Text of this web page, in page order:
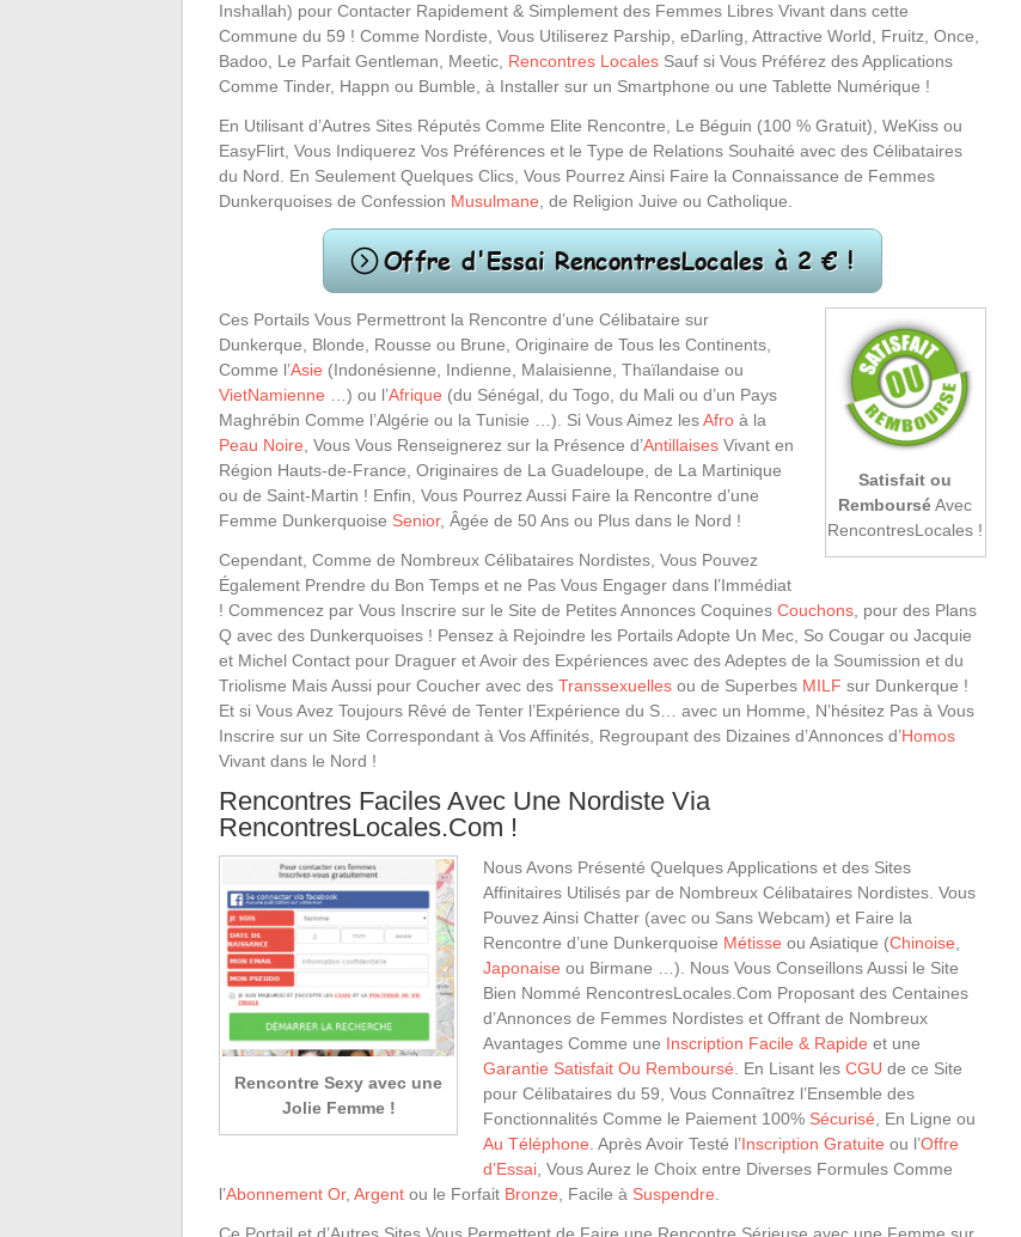
Inshallah) pour Contacter Rapidement & Simplement des Femmes Libres Vivant dans cette
Commune du 59 ! Comme Nordiste, Vous Utiliserez Parship, eDarling, Attractive World, Fruitz, Once,
Badoo, Le Parfait Gentleman, Meetic, Rencontres Locales Sauf si Vous Préférez des Applications
Comme Tinder, Happn ou Bumble, à Installer sur un Smartphone ou une Tablette Numérique !
En Utilisant d’Autres Sites Réputés Comme Elite Rencontre, Le Béguin (100 % Gratuit), WeKiss ou
EasyFlirt, Vous Indiquerez Vos Préférences et le Type de Relations Souhaité avec des Célibataires
du Nord. En Seulement Quelques Clics, Vous Pourrez Ainsi Faire la Connaissance de Femmes
Dunkerquoises de Confession Musulmane , de Religion Juive ou Catholique.
Satisfait ou
RembourséAvec
RencontresLocales !
Ces Portails Vous Permettront la Rencontre d’une Célibataire sur
Dunkerque, Blonde, Rousse ou Brune, Originaire de Tous les Continents,
Comme l’Asie (Indonésienne, Indienne, Malaisienne, Thaïlandaise ou
VietNamienne …) ou l’Afrique (du Sénégal, du Togo, du Mali ou d’un Pays
Maghrébin Comme l’Algérie ou la Tunisie …). Si Vous Aimez lesAfro à la
Peau Noire , Vous Vous Renseignerez sur la Présence d’Antillaises Vivant en
Région Hauts-de-France, Originaires de La Guadeloupe, de La Martinique
ou de Saint-Martin ! Enfin, Vous Pourrez Aussi Faire la Rencontre d’une
Femme Dunkerquoise Senior, Âgée de 50 Ans ou Plus dans le Nord !
Cependant, Comme de Nombreux Célibataires Nordistes, Vous Pouvez
Également Prendre du Bon Temps et ne Pas Vous Engager dans l’Immédiat
! Commencez par Vous Inscrire sur le Site de Petites Annonces Coquines Couchons , pour des Plans
Q avec des Dunkerquoises ! Pensez à Rejoindre les Portails Adopte Un Mec, So Cougar ou Jacquie
et Michel Contact pour Draguer et Avoir des Expériences avec des Adeptes de la Soumission et du
Triolisme Mais Aussi pour Coucher avec des Transsexuelles ou de Superbes MILF sur Dunkerque !
Et si Vous Avez Toujours Rêvé de Tenter l’Expérience du S… avec un Homme, N’hésitez Pas à Vous
Inscrire sur un Site Correspondant à Vos Affinités, Regroupant des Dizaines d’Annonces d’Homos
Vivant dans le Nord !
Rencontres Faciles Avec Une Nordiste Via
RencontresLocales.Com !
Rencontre Sexy avec une
Jolie Femme !
Nous Avons Présenté Quelques Applications et des Sites
Affinitaires Utilisés par de Nombreux Célibataires Nordistes. Vous
Pouvez Ainsi Chatter (avec ou Sans Webcam) et Faire la
Rencontre d’une Dunkerquoise Métisse ou Asiatique (Chinoise
Japonaise ou Birmane …). Nous Vous Conseillons Aussi le Site
Bien Nommé RencontresLocales.Com Proposant des Centaines
d’Annonces de Femmes Nordistes et Offrant de Nombreux
Avantages Comme une Inscription Facile & Rapide et une
Garantie Satisfait Ou Remboursé . En Lisant les CGU de ce Site
pour Célibataires du 59, Vous Connaîtrez l’Ensemble des
Fonctionnalités Comme le Paiement 100% Sécurisé , En Ligne ou
Au Téléphone . Après Avoir Testé l’Inscription Gratuite ou l’Offre
d’Essai , Vous Aurez le Choix entre Diverses Formules Comme
l’Abonnement Or, Argent ou le Forfait Bronze , Facile à Suspendre